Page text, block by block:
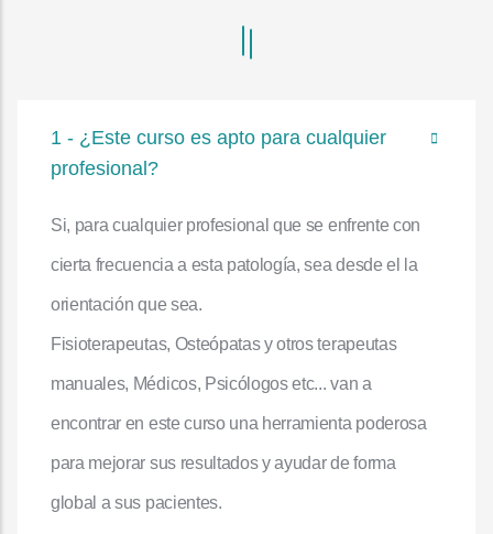
1 - ¿Este curso es apto para cualquier
profesional?
Si, para cualquier profesional que se enfrente con
cierta frecuencia a esta patología, sea desde el la
orientación que sea.
Fisioterapeutas, Osteópatas y otros terapeutas
manuales, Médicos, Psicólogos etc... van a
encontrar en este curso una herramienta poderosa
para mejorar sus resultados y ayudar de forma
global a sus pacientes.